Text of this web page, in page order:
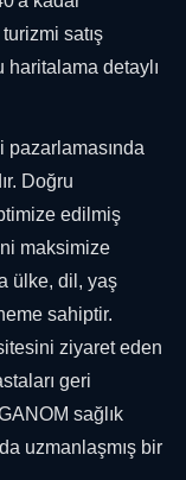
satış
detaylı
pazarlamasında
Doğru
edilmiş
maksimize
ülke, dil, yaş
sahiptir.
ziyaret eden
geri
sağlık
uzmanlaşmış bir